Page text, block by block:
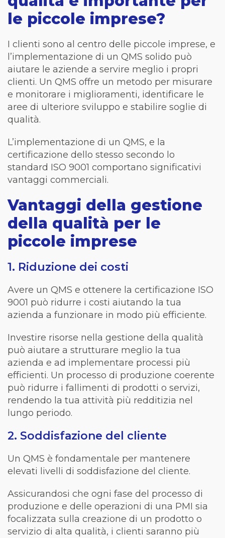
le piccole imprese?
I clienti sono al centro delle piccole imprese, e
l’implementazione di un QMS solido può
aiutare le aziende a servire meglio i propri
clienti. Un QMS offre un metodo per misurare
e monitorare i miglioramenti, identificare le
aree di ulteriore sviluppo e stabilire soglie di
qualità.
L’implementazione di un QMS, e la
certificazione dello stesso secondo lo
standard ISO 9001 comportano significativi
vantaggi commerciali.
Vantaggi della gestione
della qualità per le
piccole imprese
1. Riduzione dei costi
Avere un QMS e ottenere la certificazione ISO
9001 può ridurre i costi aiutando la tua
azienda a funzionare in modo più efficiente.
Investire risorse nella gestione della qualità
può aiutare a strutturare meglio la tua
azienda e ad implementare processi più
efficienti. Un processo di produzione coerente
può ridurre i fallimenti di prodotti o servizi,
rendendo la tua attività più redditizia nel
lungo periodo.
2. Soddisfazione del cliente
Un QMS è fondamentale per mantenere
elevati livelli di soddisfazione del cliente.
Assicurandosi che ogni fase del processo di
produzione e delle operazioni di una PMI sia
focalizzata sulla creazione di un prodotto o
servizio di alta qualità, i clienti saranno più